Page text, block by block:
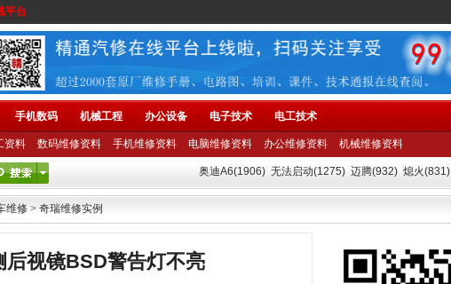
平台
手机数码 机械工程 办公设备 电子技术 电工技术
资料 数码维修资料 手机维修资料 电脑维修资料 办公维修资料 机械维修资料
奥迪A6(1906) 无法启动(1275) 迈腾(932) 熄火(831)
维修 > 奇瑞维修实例
后视镜BSD警告灯不亮